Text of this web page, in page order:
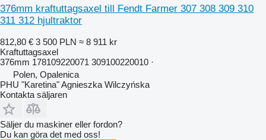
376mm kraftuttagsaxel till Fendt Farmer 307 308 309 310
311 312 hjultraktor
812,80 € 3 500 PLN ≈ 8 911 kr
Kraftuttagsaxel
376mm 178109220071 309100220010 ·
Polen, Opalenica
PHU "Karetina" Agnieszka Wilczyńska
Kontakta säljaren
Säljer du maskiner eller fordon?
Du kan göra det med oss!